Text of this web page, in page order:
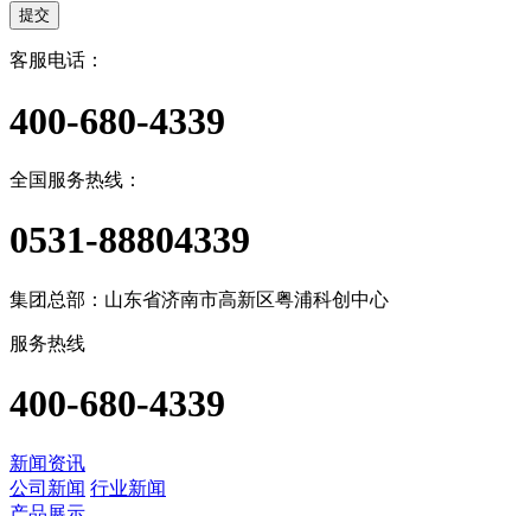
提交
客服电话：
400-680-4339
全国服务热线：
0531-88804339
集团总部：山东省济南市高新区粤浦科创中心
服务热线
400-680-4339
新闻资讯
公司新闻 行业新闻